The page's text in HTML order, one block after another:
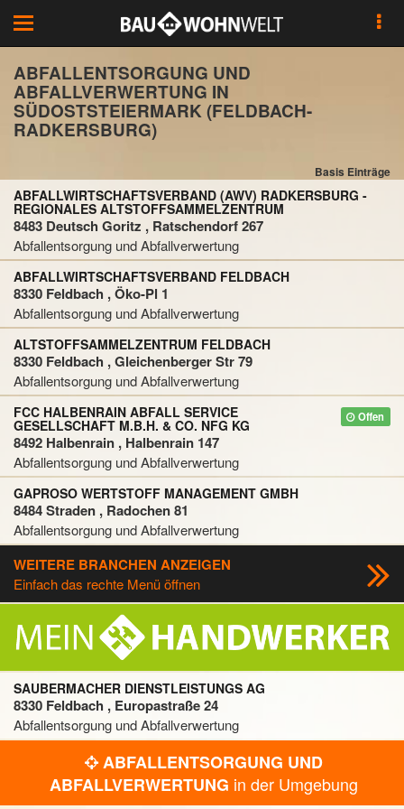
Toggle
navigation
ABFALLENTSORGUNG UND
ABFALLVERWERTUNG IN
SÜDOSTSTEIERMARK (FELDBACH-
RADKERSBURG)
Basis Einträge
ABFALLWIRTSCHAFTSVERBAND (AWV) RADKERSBURG -
REGIONALES ALTSTOFFSAMMELZENTRUM
8483 Deutsch Goritz , Ratschendorf 267
Abfallentsorgung und Abfallverwertung
ABFALLWIRTSCHAFTSVERBAND FELDBACH
8330 Feldbach , Öko-Pl 1
Abfallentsorgung und Abfallverwertung
ALTSTOFFSAMMELZENTRUM FELDBACH
8330 Feldbach , Gleichenberger Str 79
Abfallentsorgung und Abfallverwertung
Offen
FCC HALBENRAIN ABFALL SERVICE
GESELLSCHAFT M.B.H. & CO. NFG KG
8492 Halbenrain , Halbenrain 147
Abfallentsorgung und Abfallverwertung
GAPROSO WERTSTOFF MANAGEMENT GMBH
8484 Straden , Radochen 81
Abfallentsorgung und Abfallverwertung
WEITERE BRANCHEN ANZEIGEN
Einfach das rechte Menü öffnen
SAUBERMACHER DIENSTLEISTUNGS AG
8330 Feldbach , Europastraße 24
Abfallentsorgung und Abfallverwertung
ABFALLENTSORGUNG UND
ABFALLVERWERTUNG in der Umgebung